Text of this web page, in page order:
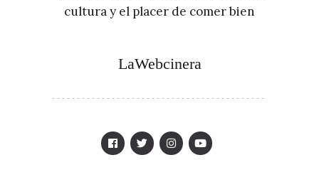
cultura y el placer de comer bien
LaWebcinera